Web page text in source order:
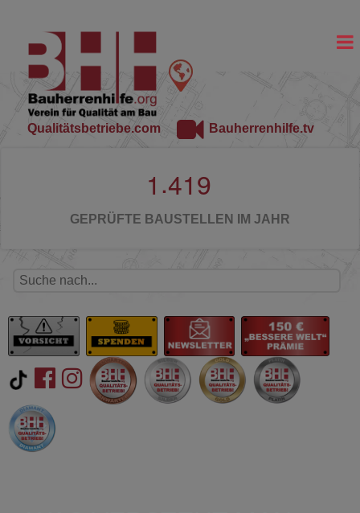
Qualitätsbetriebe.com Bauherrenhilfe.tv
1 .419
GEPRÜFTE BAUSTELLEN IM JAHR